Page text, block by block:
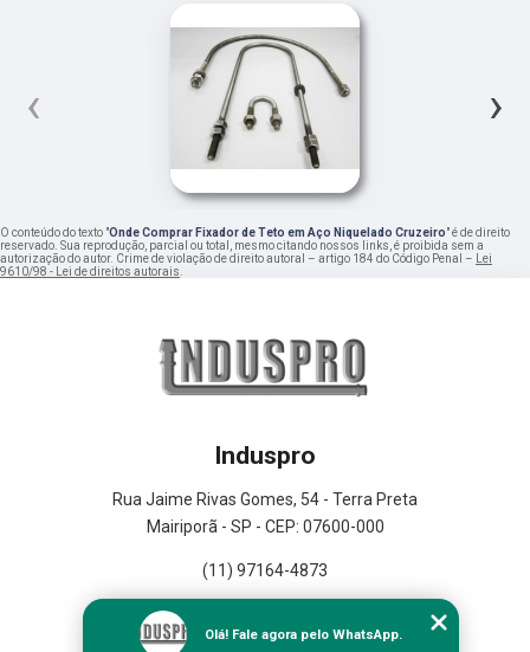
‹ ›
O conteúdo do texto "Onde Comprar Fixador de Teto em Aço Niquelado Cruzeiro" é de direito
reservado. Sua reprodução, parcial ou total, mesmo citando nossos links, é proibida sem a
autorização do autor. Crime de violação de direito autoral – artigo 184 do Código Penal –
Lei
9610/98 - Lei de direitos autorais
Induspro
Rua Jaime Rivas Gomes, 54 - Terra Preta
Mairiporã - SP - CEP: 07600-000
(11) 97164-4873
Empresa
Olá! Fale agora pelo WhatsApp.